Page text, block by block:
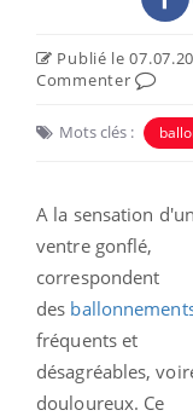
Publié le
Commenter
Mots clés :
A la sensation d'un
ventre gonflé,
correspondent
des
fréquents et
désagréables,
douloureux. Ce